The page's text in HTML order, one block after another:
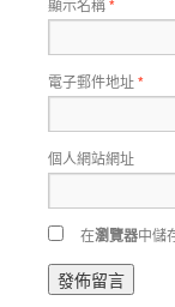
顯示名稱*
電子郵件地址*
個人網站網址
在瀏覽器中儲